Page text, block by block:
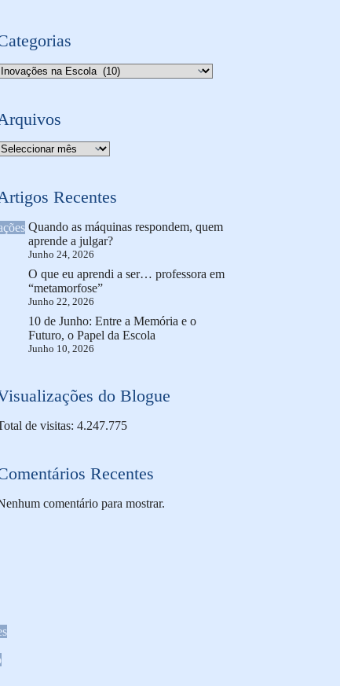
Categorias
Arquivo
Recentes
Quando as máquinas respondem, quem
aprende a julgar?
Junho 24, 2026
O que eu aprendi a ser… professora em
“metamorfose”
Junho 22, 2026
10 de Junho: Entre a Memória e o
Futuro, o Papel da Escola
Junho 10, 2026
do Blogue
de visitas: 4.247.775
Recentes
comentário para mostrar.